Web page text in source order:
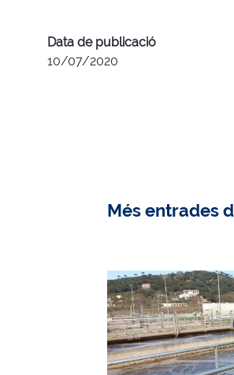
Data de publicació
10/07/2020
Més entrades